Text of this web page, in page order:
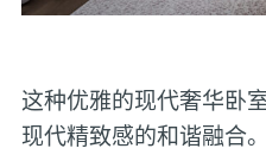
这种优雅的现代奢华卧
现代精致感的和谐融合